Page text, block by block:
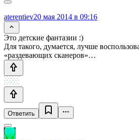
aterentiev20 мая 2014 в 09:16
Это детские фантазии :)
Для такого, думается, лучше
«раздевающих сканеров»…
Ответить